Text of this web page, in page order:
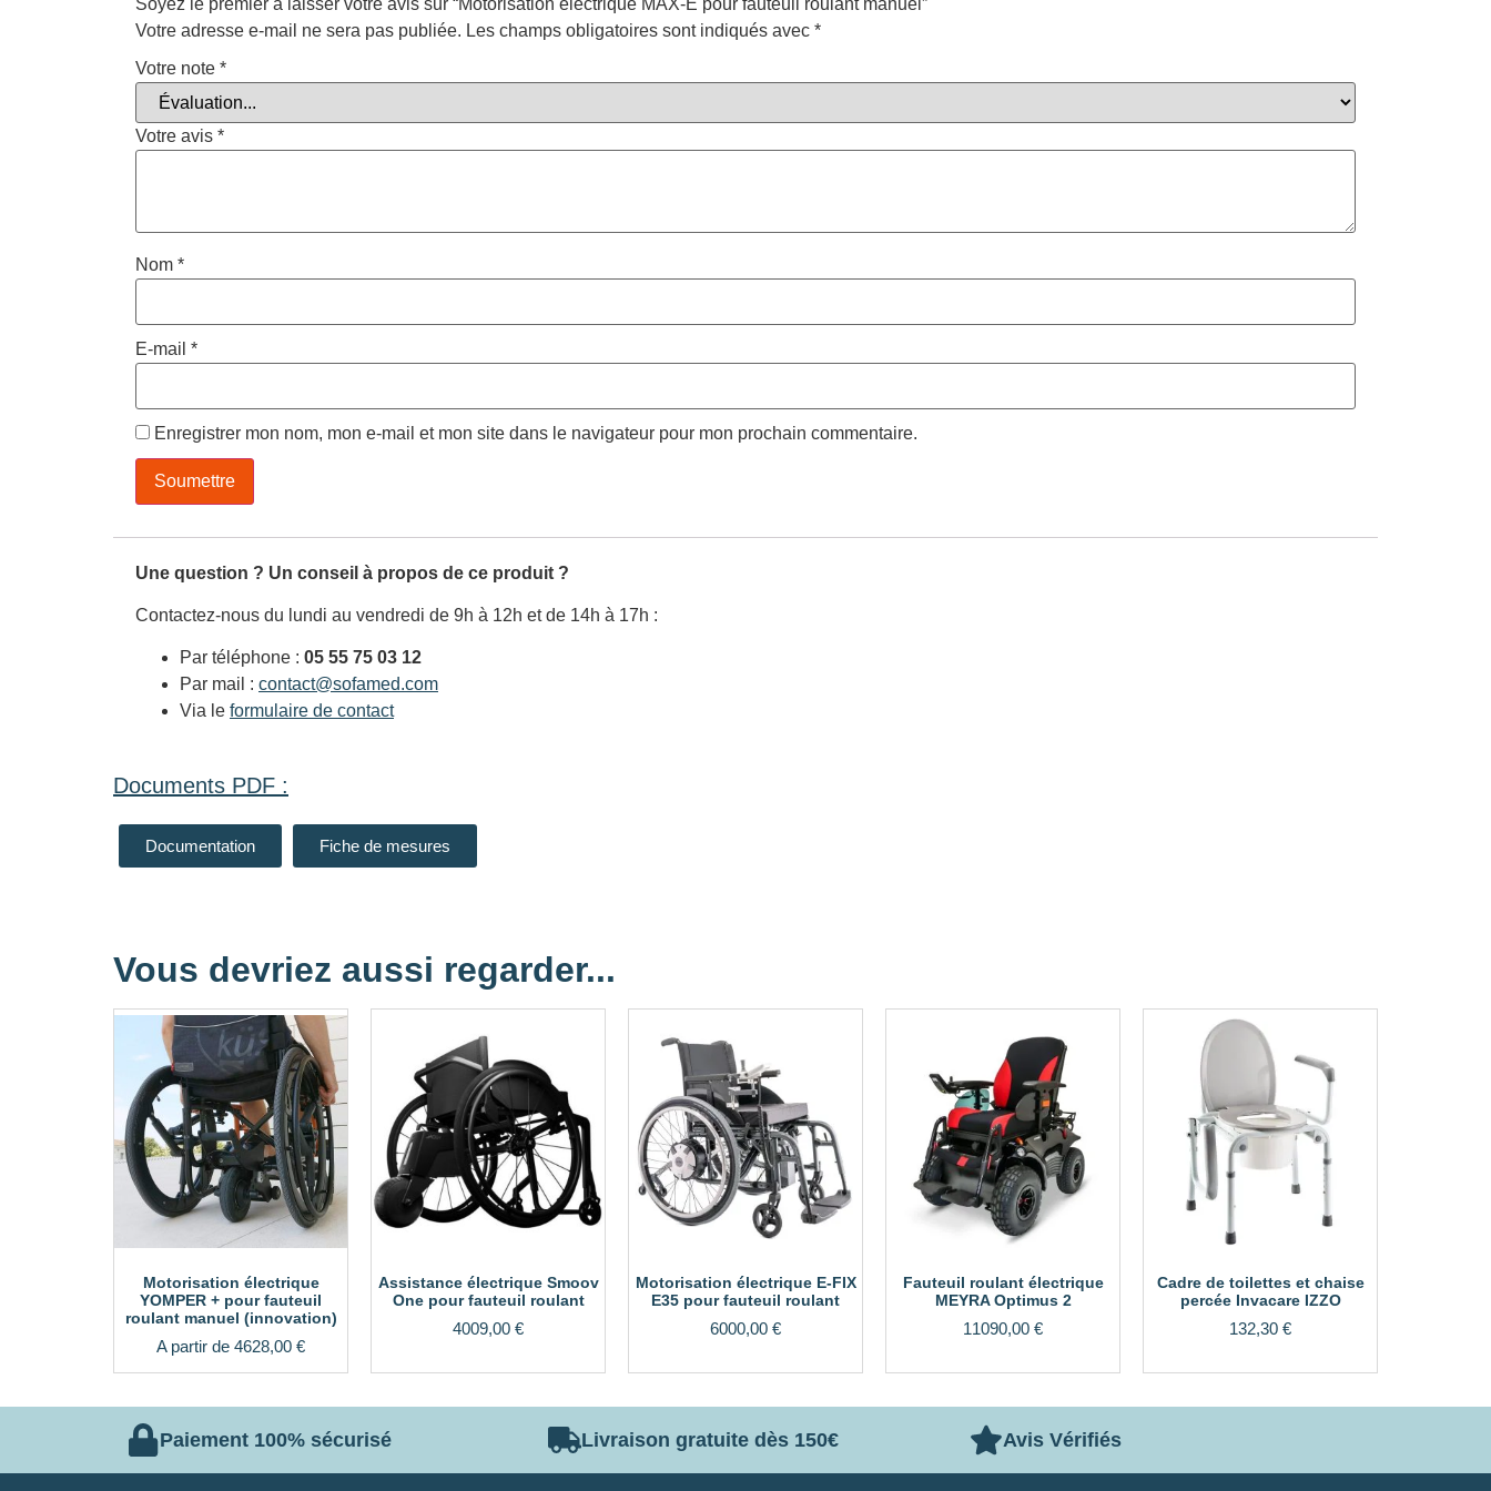
Votre adresse e-mail ne sera pas publiée. Les champs obligatoires sont indiqués avec *
Votre note *
Votre avis *
Nom *
E-mail *
Enregistrer mon nom, mon e-mail et mon site dans le navigateur pour mon prochain commentaire.
Une question ? Un conseil à propos de ce produit ?
Contactez-nous du lundi au vendredi de 9h à 12h et de 14h à 17h :
Par téléphone : 05 55 75 03 12
Par mail : contact@sofamed.com
Via le formulaire de contact
Documents PDF :
Documentation Fiche de mesures
Vous devriez aussi regarder...
Motorisation électrique
YOMPER + pour fauteuil
roulant manuel (innovation)
A partir de 4628,00 €
Assistance électrique Smoov
One pour fauteuil roulant
4009,00 €
Motorisation électrique E-FIX
E35 pour fauteuil roulant
6000,00 €
Fauteuil roulant électrique
MEYRA Optimus 2
11090,00 €
Cadre de toilettes et chaise
percée Invacare IZZO
132,30 €
Paiement 100% sécurisé Livraison gratuite dès 150€ Avis Vérifiés